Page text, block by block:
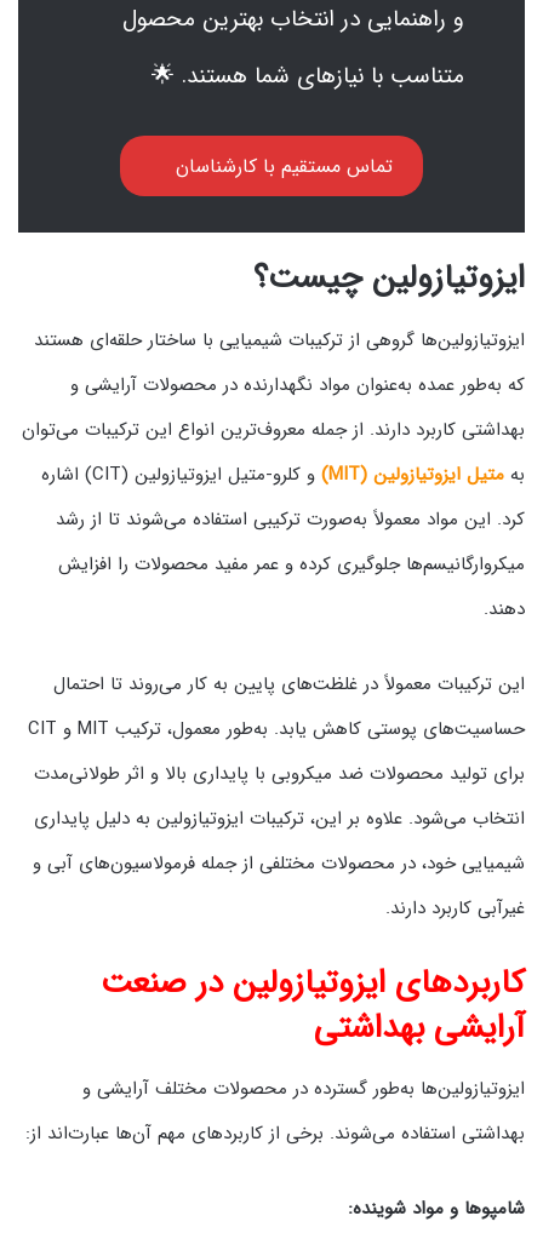
و راهنمایی در انتخاب بهترین محصول
متناسب با نیازهای شما هستند. 🌟
تماس مستقیم با کارشناسان
ایزوتیازولین چیست؟
ایزوتیازولین‌ها گروهی از ترکیبات شیمیایی با ساختار حلقه‌ای هستند
که به‌طور عمده به‌عنوان مواد نگهدارنده در محصولات آرایشی و
بهداشتی کاربرد دارند. از جمله معروف‌ترین انواع این ترکیبات می‌توان
به متیل ایزوتیازولین (MIT)
و کلرو-متیل ایزوتیازولین (CIT) اشاره
کرد. این مواد معمولاً به‌صورت ترکیبی استفاده می‌شوند تا از رشد
میکروارگانیسم‌ها جلوگیری کرده و عمر مفید محصولات را افزایش
دهند.
این ترکیبات معمولاً در غلظت‌های پایین به کار می‌روند تا احتمال
حساسیت‌های پوستی کاهش یابد. به‌طور معمول، ترکیب MIT و CIT
برای تولید محصولات ضد میکروبی با پایداری بالا و اثر طولانی‌مدت
انتخاب می‌شود. علاوه بر این، ترکیبات ایزوتیازولین به دلیل پایداری
شیمیایی خود، در محصولات مختلفی از جمله فرمولاسیون‌های آبی و
غیرآبی کاربرد دارند.
کاربردهای ایزوتیازولین در صنعت
آرایشی بهداشتی
ایزوتیازولین‌ها به‌طور گسترده در محصولات مختلف آرایشی و
بهداشتی استفاده می‌شوند. برخی از کاربردهای مهم آن‌ها عبارت‌اند از:
شامپوها و مواد شوینده: